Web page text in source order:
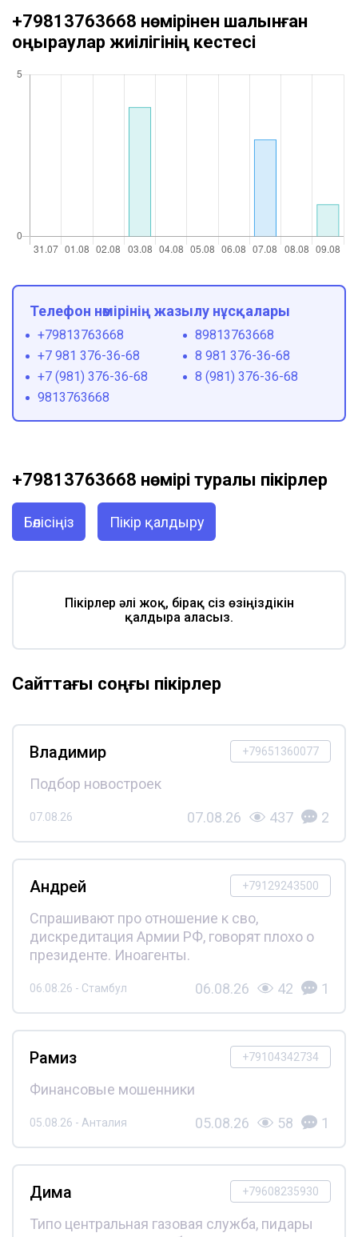
+79813763668 нөмірінен шалынған
қоңыраулар жиілігінің кестесі
Телефон нөмірінің жазылу нұсқалары
+79813763668
89813763668
+7 981 376-36-68
8 981 376-36-68
+7 (981) 376-36-68
8 (981) 376-36-68
9813763668
+79813763668 нөмірі туралы пікірлер
Бөлісіңіз Пікір қалдыру
Пікірлер әлі жоқ, бірақ сіз өзіңіздікін
қалдыра аласыз.
Сайттағы соңғы пікірлер
+79651360077
Владимир
Подбор новостроек
07.08.26 07.08.26 437 2
+79129243500
Андрей
Спрашивают про отношение к сво,
дискредитация Армии РФ, говорят плохо о
президенте. Иноагенты.
06.08.26 - Стамбул 06.08.26 42 1
+79104342734
Рамиз
Финансовые мошенники
05.08.26 - Анталия 05.08.26 58 1
+79608235930
Дима
Типо центральная газовая служба, пидары